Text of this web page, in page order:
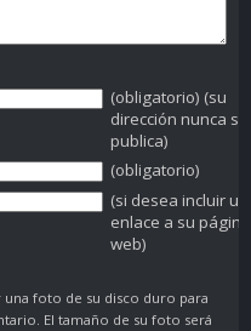
(obligatorio) (su
dirección nunca se
publica)
(obligatorio)
(si desea incluir un
enlace a su página
web)
una foto de su disco duro para
El tamaño de su foto será